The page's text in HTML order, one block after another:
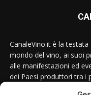
CanaleVino.it è la
mondo del vino, ai suoi
alle manifestazioni ed
dei Paesi produttori tra i